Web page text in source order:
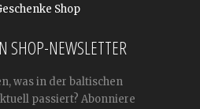
Shop
SHOP-NEWSLETTER
was in der baltischen
passiert? Abonniere